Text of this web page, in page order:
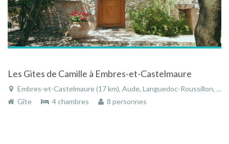
Les Gites de Camille à Embres-et-Castelmaure
Embres-et-Castelmaure (17 km), Aude, Languedoc-Roussillon, Occitanie, France
Gîte
4 chambres 8 personnes